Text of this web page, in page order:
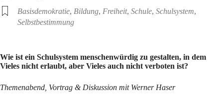
Basisdemokratie, Bildung, Freiheit, Schule, Schulsystem,
Selbstbestimmung
Wie ist ein Schulsystem menschenwürdig zu gestalten, in dem
Vieles nicht erlaubt, aber Vieles auch nicht verboten ist?
Themenabend, Vortrag & Diskussion mit Werner Haser